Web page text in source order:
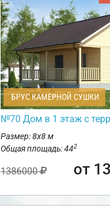
БРУС КАМЕРНОЙ СУШКИ
№70 Дом в 1 этаж с
Размер: 8х8 м
Общая площадь: 442
1386000 от